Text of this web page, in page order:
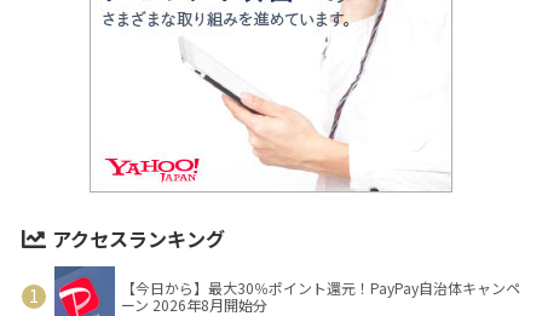
アクセスランキング
【今日から】最大30％ポイント還元！PayPay自治体キャンペ
ーン 2026年8月開始分